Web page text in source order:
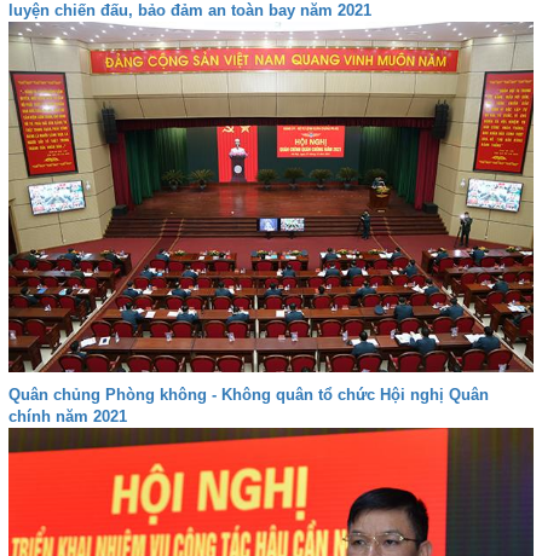
luyện chiến đấu, bảo đảm an toàn bay năm 2021
Quân chủng Phòng không - Không quân tổ chức Hội nghị Quân
chính năm 2021